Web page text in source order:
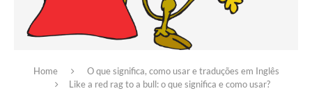
Home
O que significa, como usar e traduções em Inglês
Like a red rag to a bull: o que significa e como usar?